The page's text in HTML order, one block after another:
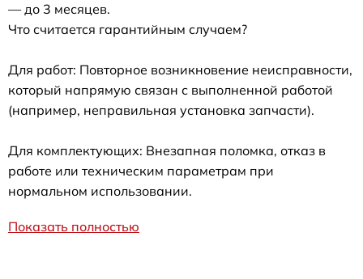
— до 3 месяцев.
Что считается гарантийным случаем?
Для работ: Повторное возникновение неисправности,
который напрямую связан с выполненной работой
(например, неправильная установка запчасти).
Для комплектующих: Внезапная поломка, отказ в
работе или техническим параметрам при
нормальном использовании.
Показать полностью